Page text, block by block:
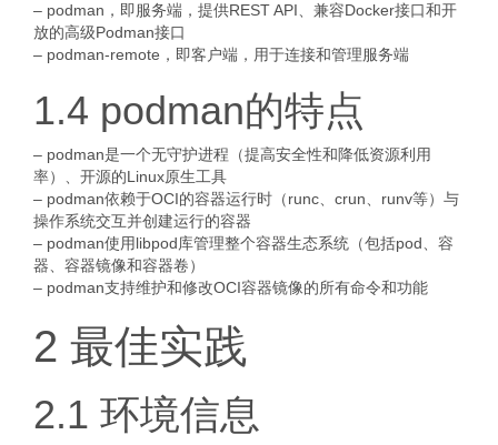
– podman，即服务端，提供REST API、兼容Docker接口和开
放的高级Podman接口
– podman-remote，即客户端，用于连接和管理服务端
1.4 podman的特点
– podman是一个无守护进程（提高安全性和降低资源利用
率）、开源的Linux原生工具
– podman依赖于OCI的容器运行时（runc、crun、runv等）与
操作系统交互并创建运行的容器
– podman使用libpod库管理整个容器生态系统（包括pod、容
器、容器镜像和容器卷）
– podman支持维护和修改OCI容器镜像的所有命令和功能
2 最佳实践
2.1 环境信息